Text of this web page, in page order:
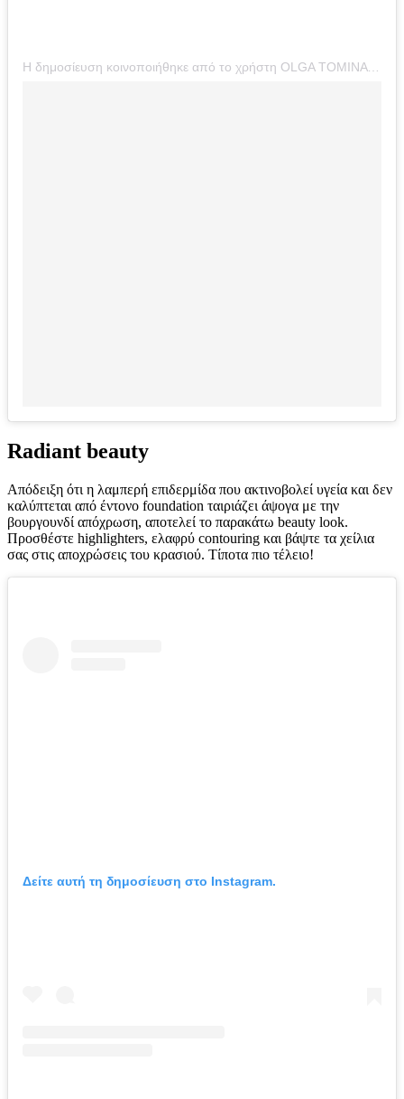
Η δημοσίευση κοινοποιήθηκε από το χρήστη OLGA TOMINA | ОЛЬГА ТОМИНА (@tominamakeup)
Radiant beauty
Απόδειξη ότι η λαμπερή επιδερμίδα που ακτινοβολεί υγεία και δεν
καλύπτεται από έντονο foundation ταιριάζει άψογα με την
βουργουνδί απόχρωση, αποτελεί το παρακάτω beauty look.
Προσθέστε highlighters, ελαφρύ contouring και βάψτε τα χείλια
σας στις αποχρώσεις του κρασιού. Τίποτα πιο τέλειο!
Δείτε αυτή τη δημοσίευση στο Instagram.